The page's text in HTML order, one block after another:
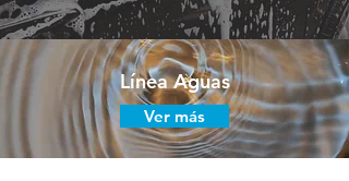
Línea Aguas
Ver más